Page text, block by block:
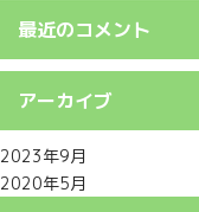
最近のコメント
アーカイブ
2023年9月
2020年5月